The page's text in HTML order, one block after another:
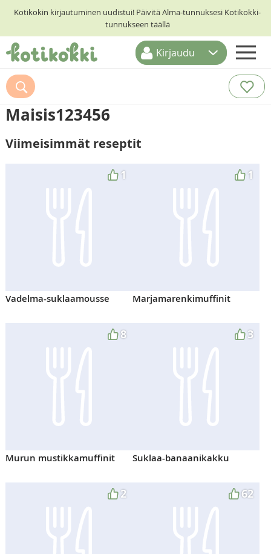
Kotikokin kirjautuminen uudistui! Päivitä Alma-tunnuksesi Kotikokki-
tunnukseen täällä
ETUSIVU
RESEPTIHAKU
RUOKATEEMAT
KESKUSTELUT
Kirjaudu
Maisis123456
Viimeisimmät reseptit
1
Vadelma-suklaamousse
1
Marjamarenkimuffinit
8
Murun mustikkamuffinit
3
Suklaa-banaanikakku
2 62